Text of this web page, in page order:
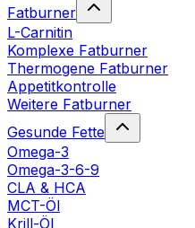
Fatburner
L-Carnitin
Komplexe Fatburner
Thermogene Fatburner
Appetitkontrolle
Weitere Fatburner
Gesunde Fette
Omega-3
Omega-3-6-9
CLA & HCA
MCT-Öl
Krill-Öl